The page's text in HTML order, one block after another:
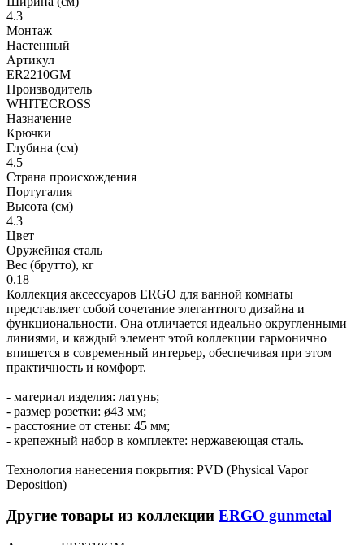
4.3
Монтаж
Настенный
Артикул
ER2210GM
Производитель
WHITECROSS
Назначение
Крючки
Глубина (см)
4.5
Страна происхождения
Португалия
Высота (см)
4.3
Цвет
Оружейная сталь
Вес (брутто), кг
0.18
Коллекция аксессуаров ERGO для ванной комнаты
представляет собой сочетание элегантного дизайна и
функциональности. Она отличается идеально округленными
линиями, и каждый элемент этой коллекции гармонично
впишется в современный интерьер, обеспечивая при этом
практичность и комфорт.
- материал изделия: латунь;
- размер розетки: ø43 мм;
- расстояние от стены: 45 мм;
- крепежный набор в комплекте: нержавеющая сталь.
Технология нанесения покрытия: PVD (Physical Vapor
Deposition)
Другие товары из коллекции ERGO gunmetal